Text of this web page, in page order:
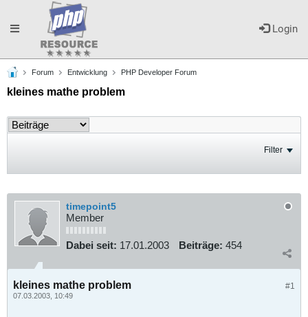
Login
Toggle
navigation
Forum Entwicklung PHP Developer Forum
kleines mathe problem
Filter
timepoint5
Member
Dabei seit: 17.01.2003 Beiträge: 454
#1
kleines mathe problem
07.03.2003, 10:49